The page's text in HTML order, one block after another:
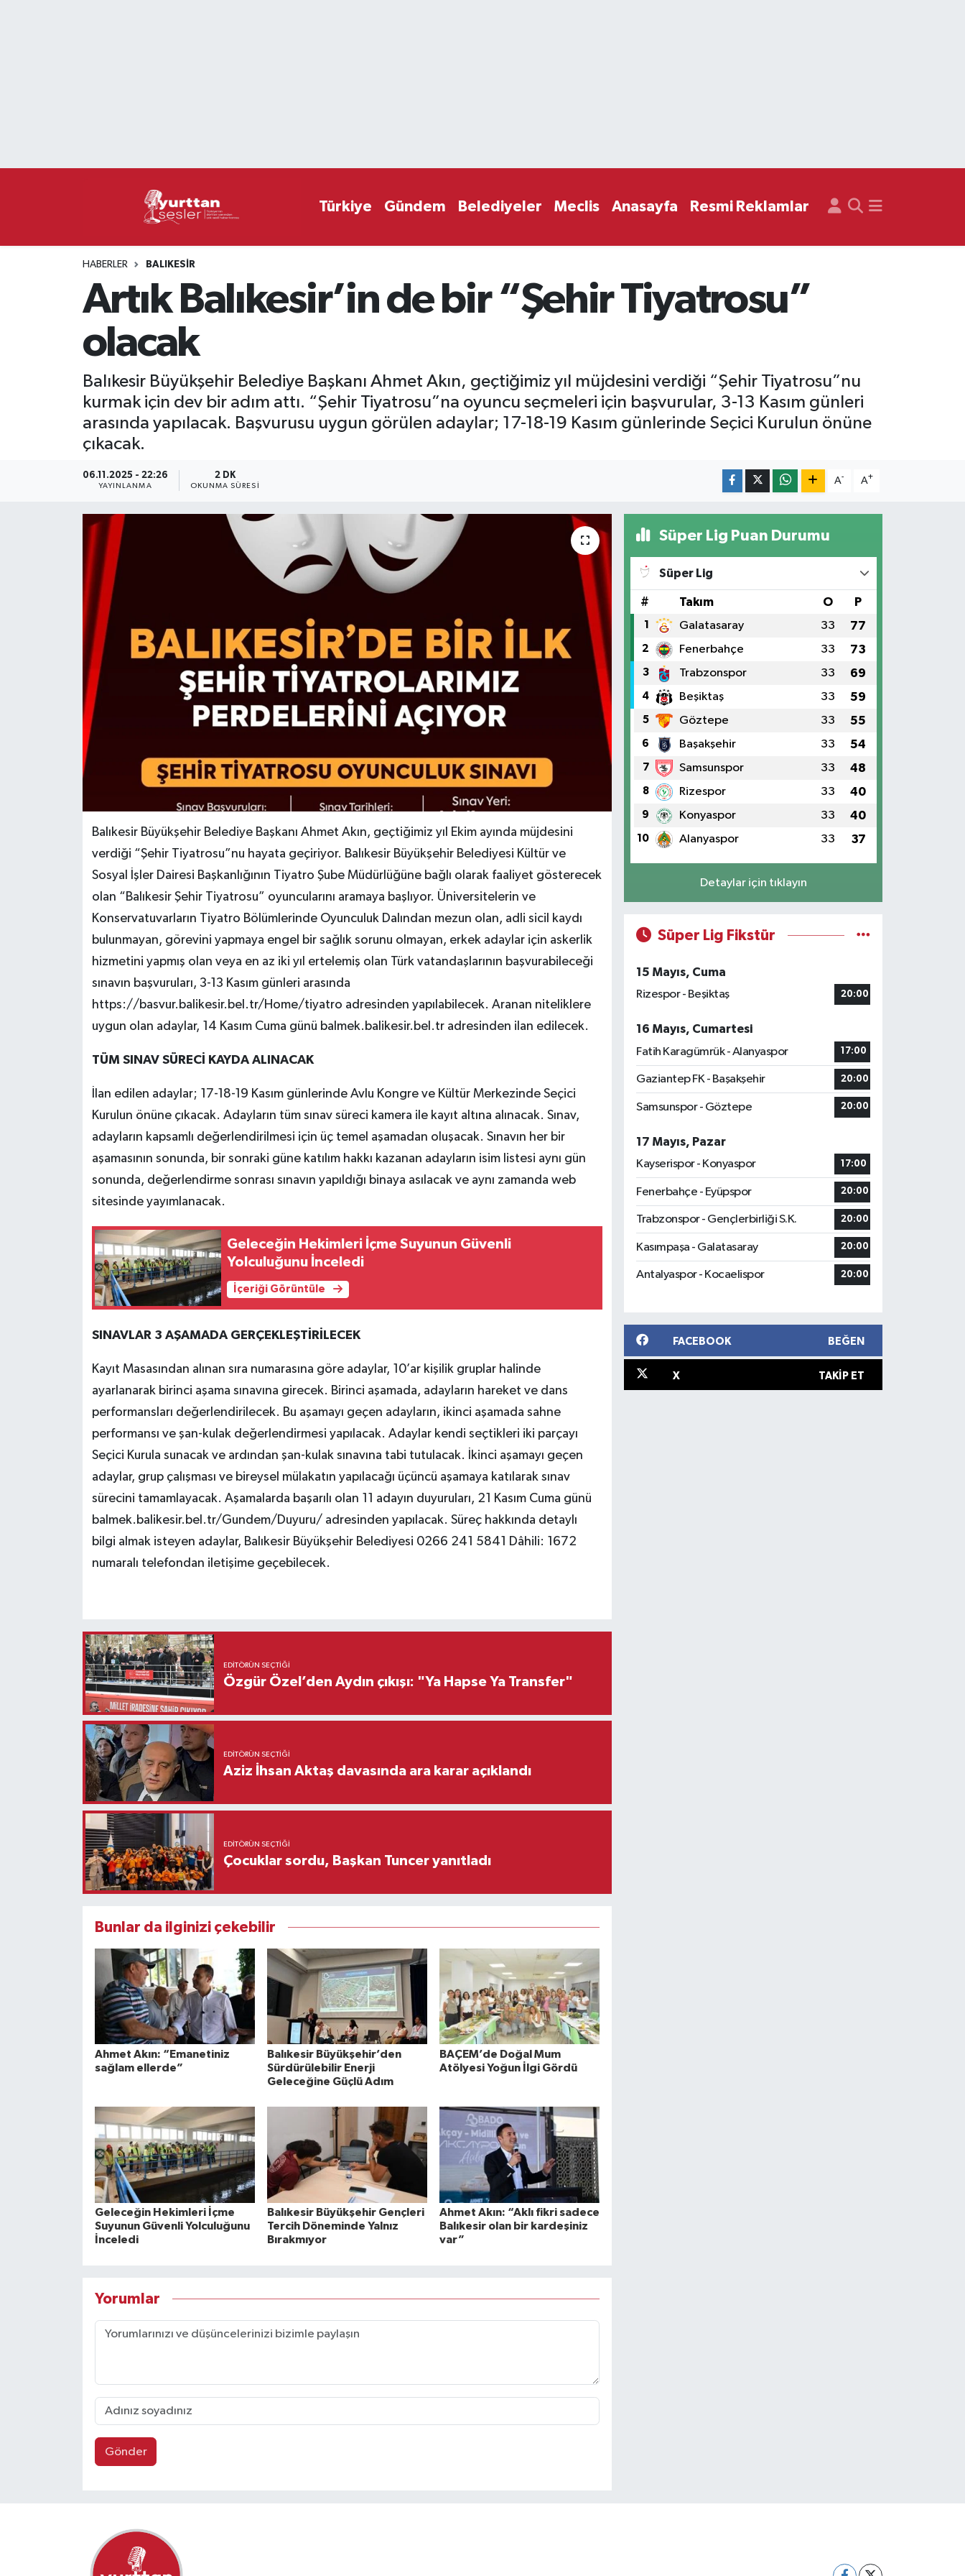
Türkiye Gündem Belediyeler Meclis Anasayfa Resmi Reklamlar
HABERLER BALIKESIR
Artık Balıkesir’in de bir “Şehir Tiyatrosu”
olacak
Balıkesir Büyükşehir Belediye Başkanı Ahmet Akın, geçtiğimiz yıl müjdesini verdiği “Şehir Tiyatrosu”nu
kurmak için dev bir adım attı. “Şehir Tiyatrosu”na oyuncu seçmeleri için başvurular, 3-13 Kasım günleri
arasında yapılacak. Başvurusu uygun görülen adaylar; 17-18-19 Kasım günlerinde Seçici Kurulun önüne
çıkacak.
06.11.2025 - 22:26
YAYINLANMA
2 DK
OKUNMA SÜRESI
A- A+
Balıkesir Büyükşehir Belediye Başkanı Ahmet Akın, geçtiğimiz yıl Ekim ayında müjdesini
verdiği “Şehir Tiyatrosu”nu hayata geçiriyor. Balıkesir Büyükşehir Belediyesi Kültür ve
Sosyal İşler Dairesi Başkanlığının Tiyatro Şube Müdürlüğüne bağlı olarak faaliyet gösterecek
olan “Balıkesir Şehir Tiyatrosu” oyuncularını aramaya başlıyor. Üniversitelerin ve
Konservatuvarların Tiyatro Bölümlerinde Oyunculuk Dalından mezun olan, adli sicil kaydı
bulunmayan, görevini yapmaya engel bir sağlık sorunu olmayan, erkek adaylar için askerlik
hizmetini yapmış olan veya en az iki yıl ertelemiş olan Türk vatandaşlarının başvurabileceği
sınavın başvuruları, 3-13 Kasım günleri arasında
https://basvur.balikesir.bel.tr/Home/tiyatro adresinden yapılabilecek. Aranan niteliklere
uygun olan adaylar, 14 Kasım Cuma günü balmek.balikesir.bel.tr adresinden ilan edilecek.
TÜM SINAV SÜRECİ KAYDA ALINACAK
İlan edilen adaylar; 17-18-19 Kasım günlerinde Avlu Kongre ve Kültür Merkezinde Seçici
Kurulun önüne çıkacak. Adayların tüm sınav süreci kamera ile kayıt altına alınacak. Sınav,
adayların kapsamlı değerlendirilmesi için üç temel aşamadan oluşacak. Sınavın her bir
aşamasının sonunda, bir sonraki güne katılım hakkı kazanan adayların isim listesi aynı gün
sonunda, değerlendirme sonrası sınavın yapıldığı binaya asılacak ve aynı zamanda web
sitesinde yayımlanacak.
Geleceğin Hekimleri İçme Suyunun Güvenli
Yolculuğunu İnceledi
İçeriği Görüntüle
SINAVLAR 3 AŞAMADA GERÇEKLEŞTİRİLECEK
Kayıt Masasından alınan sıra numarasına göre adaylar, 10’ar kişilik gruplar halinde
ayarlanarak birinci aşama sınavına girecek. Birinci aşamada, adayların hareket ve dans
performansları değerlendirilecek. Bu aşamayı geçen adayların, ikinci aşamada sahne
performansı ve şan-kulak değerlendirmesi yapılacak. Adaylar kendi seçtikleri iki parçayı
Seçici Kurula sunacak ve ardından şan-kulak sınavına tabi tutulacak. İkinci aşamayı geçen
adaylar, grup çalışması ve bireysel mülakatın yapılacağı üçüncü aşamaya katılarak sınav
sürecini tamamlayacak. Aşamalarda başarılı olan 11 adayın duyuruları, 21 Kasım Cuma günü
balmek.balikesir.bel.tr/Gundem/Duyuru/ adresinden yapılacak. Süreç hakkında detaylı
bilgi almak isteyen adaylar, Balıkesir Büyükşehir Belediyesi 0266 241 5841 Dâhili: 1672
numaralı telefondan iletişime geçebilecek.
EDITÖRÜN SEÇTIĞI
Özgür Özel’den Aydın çıkışı: "Ya Hapse Ya Transfer"
EDITÖRÜN SEÇTIĞI
Aziz İhsan Aktaş davasında ara karar açıklandı
EDITÖRÜN SEÇTIĞI
Çocuklar sordu, Başkan Tuncer yanıtladı
Bunlar da ilginizi çekebilir
Ahmet Akın: “Emanetiniz
sağlam ellerde”
Balıkesir Büyükşehir’den
Sürdürülebilir Enerji
Geleceğine Güçlü Adım
BAÇEM’de Doğal Mum
Atölyesi Yoğun İlgi Gördü
Geleceğin Hekimleri İçme
Suyunun Güvenli Yolculuğunu
İnceledi
Balıkesir Büyükşehir Gençleri
Tercih Döneminde Yalnız
Bırakmıyor
Ahmet Akın: “Aklı fikri sadece
Balıkesir olan bir kardeşiniz
var”
Yorumlar
Gönder
Süper Lig Puan Durumu
Süper Lig
# Takım O P
1 Galatasaray 33 77
2 Fenerbahçe 33 73
3 Trabzonspor 33 69
4 Beşiktaş 33 59
5 Göztepe 33 55
6 Başakşehir 33 54
7 Samsunspor 33 48
8 Rizespor 33 40
9 Konyaspor 33 40
10 Alanyaspor 33 37
Detaylar için tıklayın
Süper Lig Fikstür
15 Mayıs, Cuma
Rizespor - Beşiktaş
20:00
16 Mayıs, Cumartesi
Fatih Karagümrük - Alanyaspor
17:00
Gaziantep FK - Başakşehir 20:00
Samsunspor - Göztepe 20:00
17 Mayıs, Pazar
Kayserispor - Konyaspor
17:00
Fenerbahçe - Eyüpspor 20:00
Trabzonspor - Gençlerbirliği S.K. 20:00
Kasımpaşa - Galatasaray 20:00
Antalyaspor - Kocaelispor 20:00
FACEBOOK BEĞEN
X TAKIP ET
Süper Lig Puan Durumu ve Fikstür
Haber Arşivi